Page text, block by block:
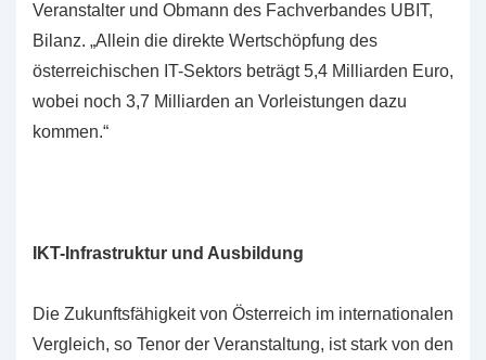
Veranstalter und Obmann des Fachverbandes UBIT,
Bilanz. „Allein die direkte Wertschöpfung des
österreichischen IT-Sektors beträgt 5,4 Milliarden Euro,
wobei noch 3,7 Milliarden an Vorleistungen dazu
kommen.“
IKT-Infrastruktur und Ausbildung
Die Zukunftsfähigkeit von Österreich im internationalen
Vergleich, so Tenor der Veranstaltung, ist stark von den